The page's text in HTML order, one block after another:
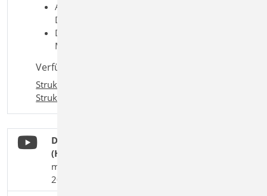
Aufgaben: Tragwerksplanung;
Dokumentation; Allgemein; BIM
Detailaufgaben: Strukturmodell;
Modellaustausch
Verfügbar in den Paketen:
StrukturEditor classic
StrukturEditor comfort
Dokumentation: Statik-Dokument erstellen
(Haus A und C)
mbinar-Serie "Arbeiten mit der mb WorkSuite
2023"